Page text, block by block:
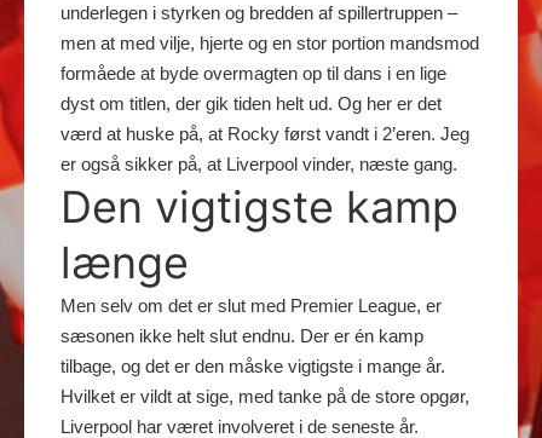
underlegen i styrken og bredden af spillertruppen –
men at med vilje, hjerte og en stor portion mandsmod
formåede at byde overmagten op til dans i en lige
dyst om titlen, der gik tiden helt ud. Og her er det
værd at huske på, at Rocky først vandt i 2’eren. Jeg
er også sikker på, at Liverpool vinder, næste gang.
Den vigtigste kamp
længe
Men selv om det er slut med Premier League, er
sæsonen ikke helt slut endnu. Der er én kamp
tilbage, og det er den måske vigtigste i mange år.
Hvilket er vildt at sige, med tanke på de store opgør,
Liverpool har været involveret i de seneste år.